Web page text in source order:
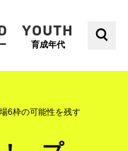
YOUTH
育成年代
6枠の可能性を残す